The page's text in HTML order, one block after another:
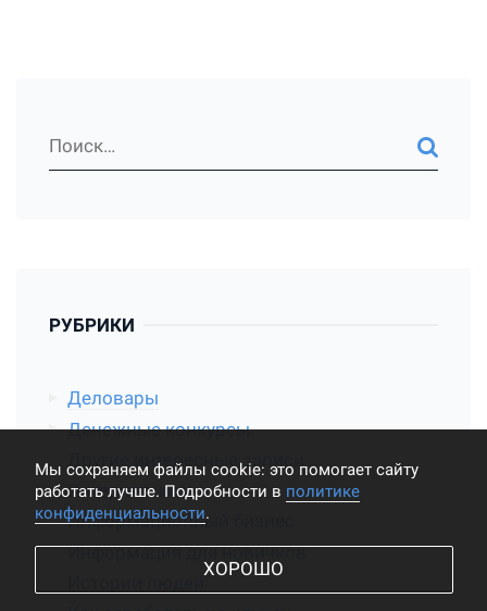
РУБРИКИ
Деловары
Денежные конкурсы
Другие интересные записи
Интернет жизнь
Информационный бизнес
Информация для новичков
Мы cохраняем файлы cookie: это помогает сайту
работать лучше. Подробности в политике
конфиденциальности.
ХОРОШО